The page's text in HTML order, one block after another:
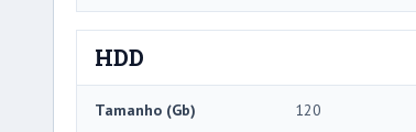
HDD
Tamanho (Gb) 120